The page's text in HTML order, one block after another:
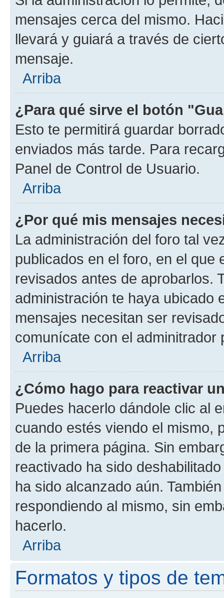
mensajes cerca del mismo.
llevará y guiará a través de
mensaje.
Arriba
¿Para qué sirve el botón
Esto te permitirá guardar
enviados más tarde. Para
Panel de Control de Usuario.
Arriba
¿Por qué mis mensajes
La administración del foro tal
publicados en el foro, en el
revisados antes de aprobarlos.
administración te haya ubicado
mensajes necesitan ser
comunícate con el
Arriba
¿Cómo hago para reactivar
Puedes hacerlo dándole clic al
cuando estés viendo el mismo,
de la primera página. Sin
reactivado ha sido
ha sido alcanzado aún.
respondiendo al mismo, sin
hacerlo.
Arriba
Formatos y tipos de